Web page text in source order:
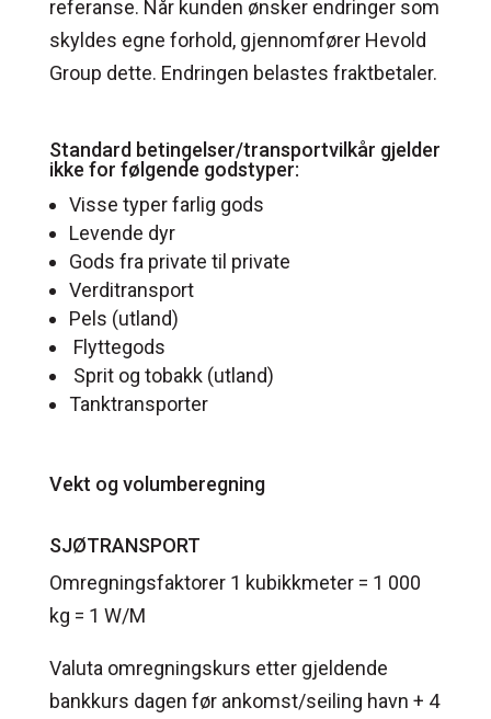
referanse. Når kunden ønsker endringer som
skyldes egne forhold, gjennomfører Hevold
Group dette. Endringen belastes fraktbetaler.
Standard betingelser/transportvilkår gjelder
ikke for følgende godstyper:
Visse typer farlig gods
Levende dyr
Gods fra private til private
Verditransport
Pels (utland)
Flyttegods
Sprit og tobakk (utland)
Tanktransporter
Vekt og volumberegning
SJØTRANSPORT
Omregningsfaktorer 1 kubikkmeter = 1 000
kg = 1 W/M
Valuta omregningskurs etter gjeldende
bankkurs dagen før ankomst/seiling havn + 4